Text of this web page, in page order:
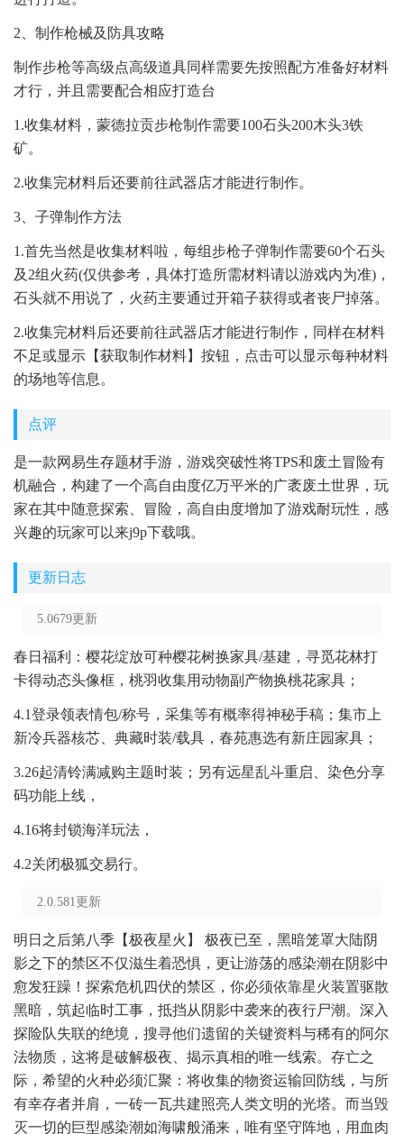
2、制作枪械及防具攻略
制作步枪等高级点高级道具同样需要先按照配方准备好材料
才行，并且需要配合相应打造台
1.收集材料，蒙德拉贡步枪制作需要100石头200木头3铁
矿。
2.收集完材料后还要前往武器店才能进行制作。
3、子弹制作方法
1.首先当然是收集材料啦，每组步枪子弹制作需要60个石头
及2组火药(仅供参考，具体打造所需材料请以游戏内为准)，
石头就不用说了，火药主要通过开箱子获得或者丧尸掉落。
2.收集完材料后还要前往武器店才能进行制作，同样在材料
不足或显示【获取制作材料】按钮，点击可以显示每种材料
的场地等信息。
点评
是一款网易生存题材手游，游戏突破性将TPS和废土冒险有
机融合，构建了一个高自由度亿万平米的广袤废土世界，玩
家在其中随意探索、冒险，高自由度增加了游戏耐玩性，感
兴趣的玩家可以来j9p下载哦。
更新日志
5.0679更新
春日福利：樱花绽放可种樱花树换家具/基建，寻觅花林打
卡得动态头像框，桃羽收集用动物副产物换桃花家具；
4.1登录领表情包/称号，采集等有概率得神秘手稿；集市上
新冷兵器核芯、典藏时装/载具，春苑惠选有新庄园家具；
3.26起清铃满减购主题时装；另有远星乱斗重启、染色分享
码功能上线，
4.16将封锁海洋玩法，
4.2关闭极狐交易行。
2.0.581更新
明日之后第八季【极夜星火】 极夜已至，黑暗笼罩大陆阴
影之下的禁区不仅滋生着恐惧，更让游荡的感染潮在阴影中
愈发狂躁！探索危机四伏的禁区，你必须依靠星火装置驱散
黑暗，筑起临时工事，抵挡从阴影中袭来的夜行尸潮。深入
探险队失联的绝境，搜寻他们遗留的关键资料与稀有的阿尔
法物质，这将是破解极夜、揭示真相的唯一线索。存亡之
际，希望的火种必须汇聚：将收集的物资运输回防线，与所
有幸存者并肩，一砖一瓦共建照亮人类文明的光塔。而当毁
灭一切的巨型感染潮如海啸般涌来，唯有坚守阵地，用血肉